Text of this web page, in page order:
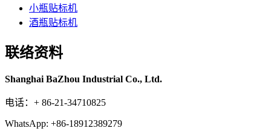
小瓶贴标机
酒瓶贴标机
联络资料
Shanghai BaZhou Industrial Co., Ltd.
电话：+ 86-21-34710825
WhatsApp: +86-18912389279